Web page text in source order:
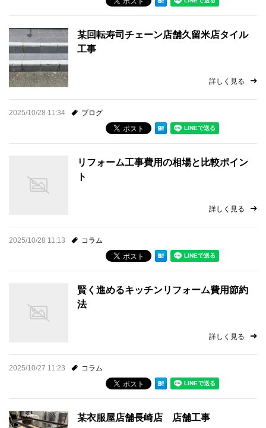
某回転寿司チェーン店舗久留米店タイル
工事
詳しく見る
2025/10/28 11:34 ブログ
リフォーム工事費用の相場と比較ポイン
ト
詳しく見る
2025/10/28 11:13 コラム
賢く進めるキッチンリフォーム費用節約
法
詳しく見る
2025/10/27 11:23 コラム
某衣服屋店舗長崎店 店舗工事